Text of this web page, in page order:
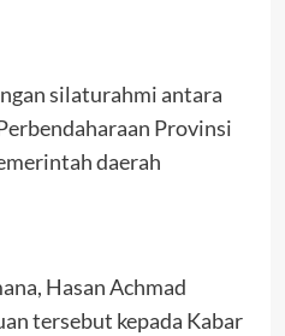
silaturahmi antara
Provinsi
daerah
Hasan Achmad
tersebut kepada Kabar